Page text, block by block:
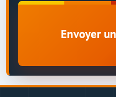
Envoyer